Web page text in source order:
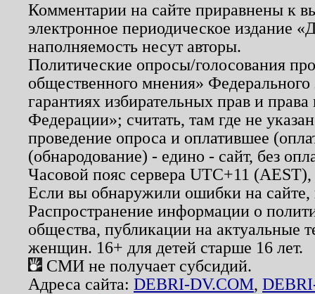
Комментарии на сайте приравнены к
электронное периодическое издание
наполняемость несут авторы.
Политические опросы/голосования
общественного мнения»
гарантиях избирательных прав и
Федерации»; считать, там где не
проведение опроса и оплатившее
(обнародование) - едино - сайт, без
Часовой пояс сервера UTC+11
Если вы обнаружили ошибки на
Распространение информации о
общества, публикации на актуальные
женщин. 16+ для детей старше 16 лет.
СМИ не получает субсидий.
Адреса сайта: DEBRI-DV.COM,